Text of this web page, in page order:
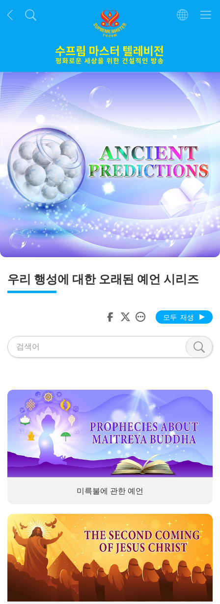
우리 행성에 대한 오래된 예언 시리즈
모두 재생
미륵불에 관한 예언